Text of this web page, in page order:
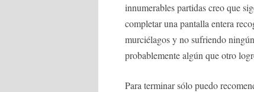
innumerables partidas creo que
completar una pantalla entera
murciélagos y no sufriendo
probablemente algún que otro
Para terminar sólo puedo